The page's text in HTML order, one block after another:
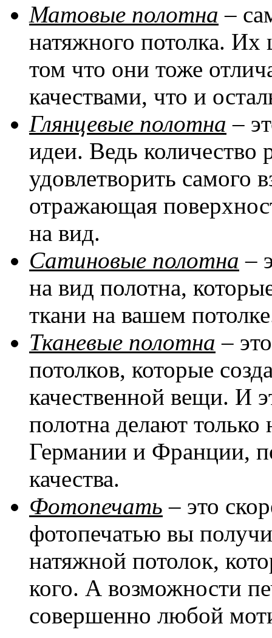
Матовые полотна –
натяжного потолка. Их
том что они тоже
качествами, что и
Глянцевые полотна –
идеи. Ведь количество
удовлетворить самого
отражающая
на вид.
Сатиновые полотна –
на вид полотна,
ткани на вашем
Тканевые полотна –
потолков, которые
качественной вещи. И
полотна делают
Германии и Франции,
качества.
Фотопечать – это
фотопечатью вы
натяжной потолок,
кого. А возможности
совершенно любой